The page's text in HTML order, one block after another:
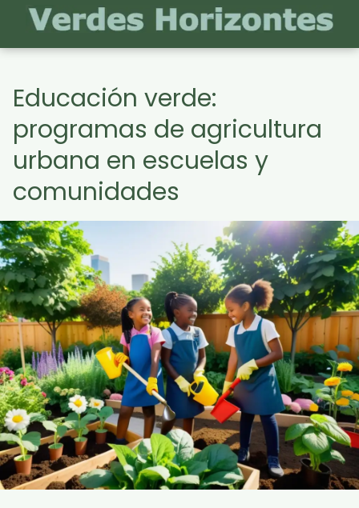
Educación verde:
programas de agricultura
urbana en escuelas y
comunidades